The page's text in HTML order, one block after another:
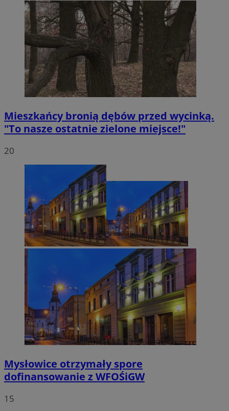
Mieszkańcy bronią dębów przed wycinką.
"To nasze ostatnie zielone miejsce!"
20
Mysłowice otrzymały spore
dofinansowanie z WFOŚiGW
15